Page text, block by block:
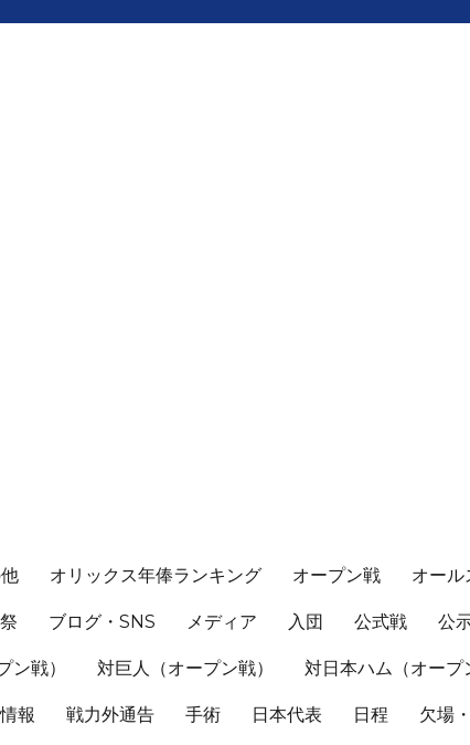
オリックス年俸ランキング オープン戦 オール
ブログ・SNS メディア 入団 公式戦 公
ン戦） 対巨人（オープン戦） 対日本ハム（オープ
情報 戦力外通告 手術 日本代表 日程 欠場